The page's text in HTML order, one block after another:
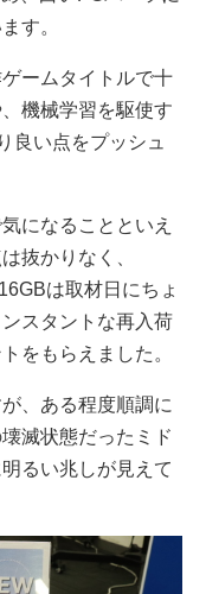
す。
ームタイトルで十
機械学習を駆使す
良い点をプッシュ
になることといえ
抜かりなく、
は取材日にちょ
スタントな再入荷
をもらえました。
、ある程度順調に
滅状態だったミド
るい兆しが見えて